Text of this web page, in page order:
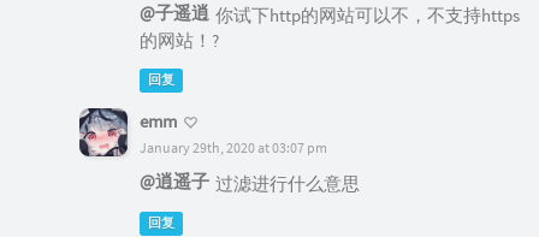
@子遥逍 你试下http的网站可以不，不支持https
的网站！?
回复
emm
January 29th, 2020 at 03:07 pm
@逍遥子 过滤进行什么意思
回复